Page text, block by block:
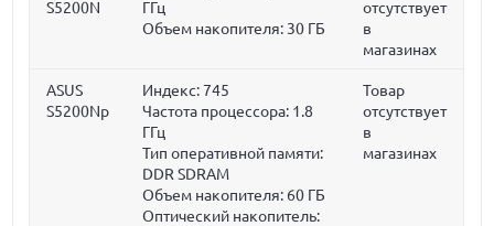
S5200N
ГГц
Объем накопителя: 30 ГБ
отсутствует
в
магазинах
ASUS
S5200Np
Индекс: 745
Частота процессора: 1.8
ГГц
Тип оперативной памяти:
DDR SDRAM
Объем накопителя: 60 ГБ
Оптический накопитель:
Товар
отсутствует
в
магазинах